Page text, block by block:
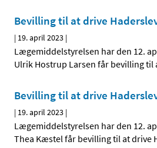
Bevilling til at drive
| 19. april 2023 |
Lægemiddelstyrelsen har den 12.
Ulrik Hostrup Larsen får bevilling til
Bevilling til at drive
| 19. april 2023 |
Lægemiddelstyrelsen har den 12.
Thea Kæstel får bevilling til at drive